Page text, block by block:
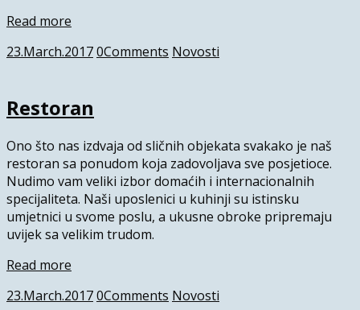
Read more
23.March.20170Comments Novosti
Restoran
Ono što nas izdvaja od sličnih objekata svakako je naš
restoran sa ponudom koja zadovoljava sve posjetioce.
Nudimo vam veliki izbor domaćih i internacionalnih
specijaliteta. Naši uposlenici u kuhinji su istinsku
umjetnici u svome poslu, a ukusne obroke pripremaju
uvijek sa velikim trudom.
Read more
23.March.20170Comments Novosti